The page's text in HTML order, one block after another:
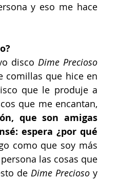
y eso me hace
disco Dime Precioso
comillas que hice en
que le produje a
que me encantan,
que son amigas
espera ¿por qué
como que soy más
las cosas que
de Dime Precioso y